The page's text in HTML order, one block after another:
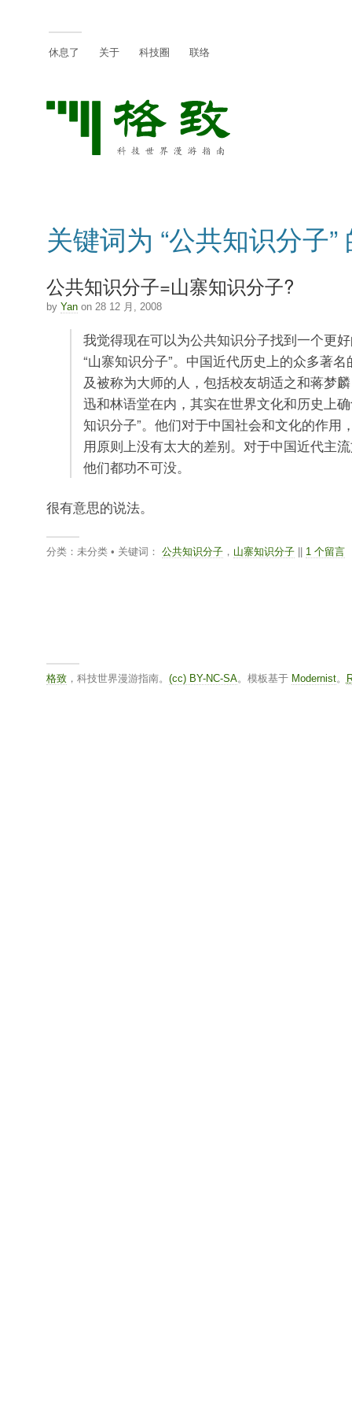
休息了 关于 科技圈 联络
关键词为 “公共知识分子”
公共知识分子=山寨知识分子?
by Yanon 28 12 月, 2008
我觉得现在可以为公共知识分子找到一个更
“山寨知识分子”。中国近代历史上的众多著
及被称为大师的人，包括校友胡适之和蒋梦
迅和林语堂在内，其实在世界文化和历史上
知识分子”。他们对于中国社会和文化的作用
用原则上没有太大的差别。对于中国近代主
他们都功不可没。
很有意思的说法。
分类：未分类 • 关键词： 公共知识分子， 山寨知识分子|| 1 个留言
格致，科技世界漫游指南。 (cc) BY-NC-SA。模板基于 Modernist。